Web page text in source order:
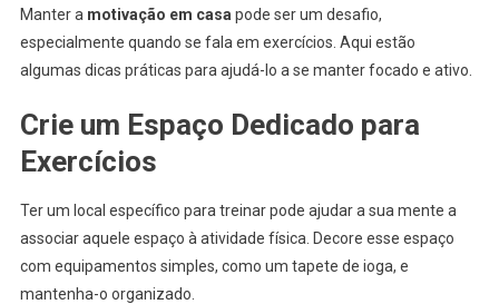
Manter a motivação em casa pode ser um desafio,
especialmente quando se fala em exercícios. Aqui estão
algumas dicas práticas para ajudá-lo a se manter focado e ativo.
Crie um Espaço Dedicado para
Exercícios
Ter um local específico para treinar pode ajudar a sua mente a
associar aquele espaço à atividade física. Decore esse espaço
com equipamentos simples, como um tapete de ioga, e
mantenha-o organizado.